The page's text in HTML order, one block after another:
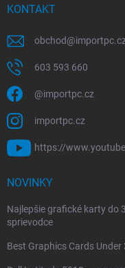
KONTAKT
obchod@
603 593 660
@importpc.cz
importpc.cz
https://
NOVINKY
Najlepšie grafické karty do
sprievodce
Best Graphics Cards